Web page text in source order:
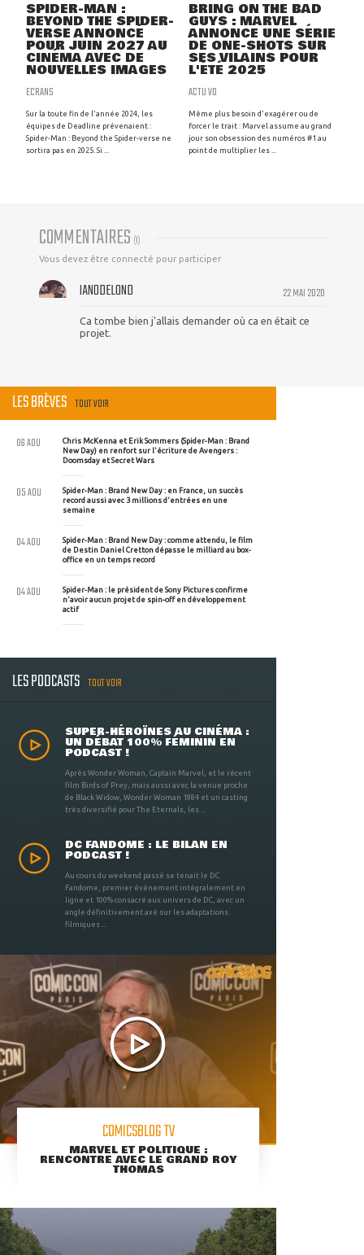
SPIDER-MAN :
BEYOND THE SPIDER-
VERSE ANNONCÉ
POUR JUIN 2027 AU
CINÉMA AVEC DE
NOUVELLES IMAGES
ECRANS
Sur la toute fin de l'année 2024, les
équipes de Deadline prévenaient :
Spider-Man : Beyond the Spider-verse ne
sortira pas en 2025. Si ...
BRING ON THE BAD
GUYS : MARVEL
ANNONCE UNE SÉRIE
DE ONE-SHOTS SUR
SES VILAINS POUR
L'ÉTÉ 2025
ACTU VO
Même plus besoin d'exagérer ou de
forcer le trait : Marvel assume au grand
jour son obsession des numéros #1 au
point de multiplier les ...
COMMENTAIRES (1)
Vous devez être connecté pour participer
22 MAI 2020
IAN0DELOND
Ca tombe bien j'allais demander où ca en était ce
projet.
LES BRÈVES TOUT VOIR
Chris McKenna et Erik Sommers (Spider-Man : Brand
New Day) en renfort sur l'écriture de Avengers :
Doomsday et Secret Wars
06 AOU
Spider-Man : Brand New Day : en France, un succès
record aussi avec 3 millions d'entrées en une
semaine
05 AOU
Spider-Man : Brand New Day : comme attendu, le film
de Destin Daniel Cretton dépasse le milliard au box-
office en un temps record
04 AOU
Spider-Man : le président de Sony Pictures confirme
n'avoir aucun projet de spin-off en développement
actif
04 AOU
LES PODCASTS TOUT VOIR
SUPER-HÉROÏNES AU CINÉMA :
UN DÉBAT 100% FÉMININ EN
PODCAST !
Après Wonder Woman, Captain Marvel, et le récent
film Birds of Prey, mais aussi avec la venue proche
de Black Widow, Wonder Woman 1984 et un casting
très diversifié pour The Eternals, les ...
DC FANDOME : LE BILAN EN
PODCAST !
Au cours du weekend passé se tenait le DC
Fandome, premier évènement intégralement en
ligne et 100% consacré aux univers de DC, avec un
angle définitivement axé sur les adaptations
filmiques ...
COMICSBLOG TV
MARVEL ET POLITIQUE :
RENCONTRE AVEC LE GRAND ROY
THOMAS